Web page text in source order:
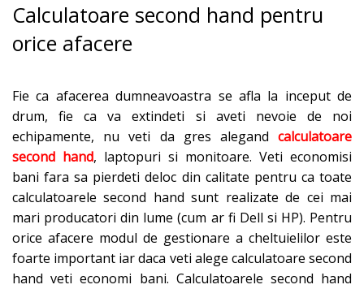
Calculatoare second hand pentru
orice afacere
Fie ca afacerea dumneavoastra se afla la inceput de
drum, fie ca va extindeti si aveti nevoie de noi
echipamente, nu veti da gres alegand calculatoare
second hand, laptopuri si monitoare. Veti economisi
bani fara sa pierdeti deloc din calitate pentru ca toate
calculatoarele second hand sunt realizate de cei mai
mari producatori din lume (cum ar fi Dell si HP). Pentru
orice afacere modul de gestionare a cheltuielilor este
foarte important iar daca veti alege calculatoare second
hand veti economi bani. Calculatoarele second hand